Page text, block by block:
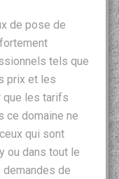
de pose de
tels que
prix et les
que les tarifs
ce domaine ne
qui sont
ou dans tout le
de